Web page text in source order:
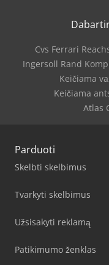
Cvs Ferrari
Ingersoll Rand
Keičiama
Keičiama
Atlas
Parduoti
Skelbti skelbimus
Tvarkyti skelbimus
Užsisakyti reklamą
Patikimumo ženklas